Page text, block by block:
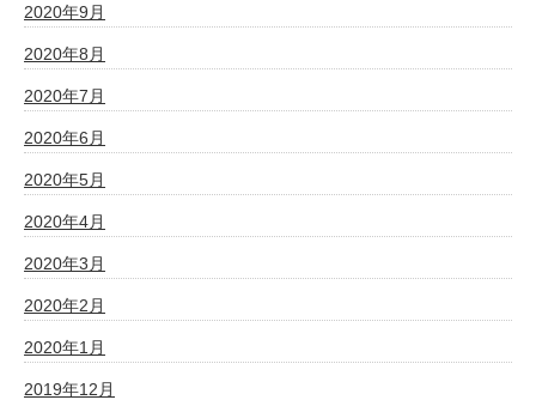
2020年9月
2020年8月
2020年7月
2020年6月
2020年5月
2020年4月
2020年3月
2020年2月
2020年1月
2019年12月